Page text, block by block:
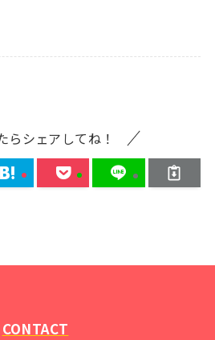
らシェアしてね！
CONTACT